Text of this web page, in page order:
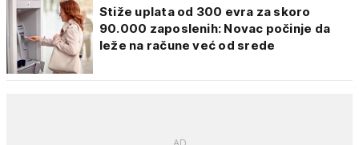
Stiže uplata od 300 evra za skoro
90.000 zaposlenih: Novac počinje da
leže na račune već od srede